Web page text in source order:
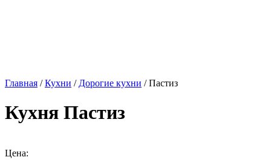
Главная /Кухни / Дорогие кухни / Пастиз
Кухня Пастиз
Цена: